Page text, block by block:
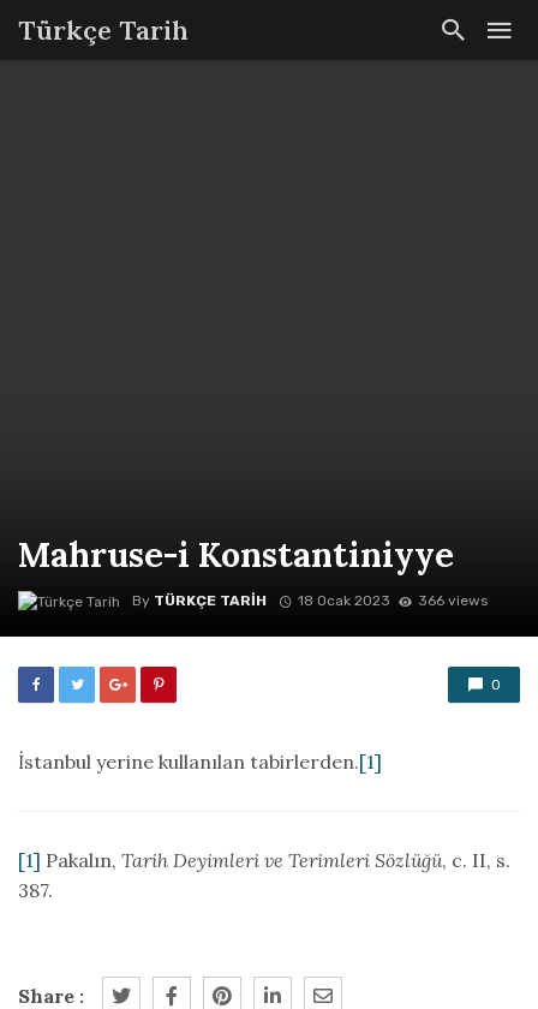
Türkçe Tarih
Mahruse-i Konstantiniyye
By TÜRKÇE TARIH 18 Ocak 2023 366 views
0
İstanbul yerine kullanılan tabirlerden.[1]
[1] Pakalın, Tarih Deyimleri ve Terimleri Sözlüğü, c. II, s.
387.
Share :